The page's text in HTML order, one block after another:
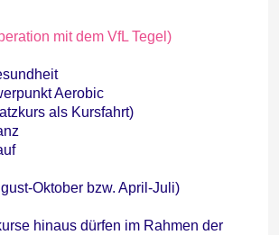
mit dem VfL Tegel)
Aerobic
als Kursfahrt)
Oktober bzw. April-Juli)
hinaus dürfen im Rahmen der